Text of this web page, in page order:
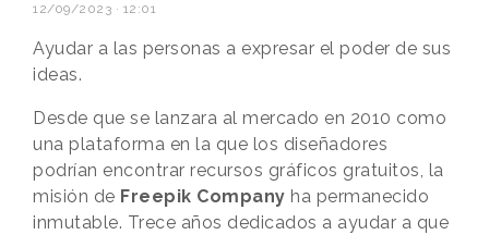
12/09/2023 · 12:01
Ayudar a las personas a expresar el poder de sus
ideas.
Desde que se lanzara al mercado en 2010 como
una plataforma en la que los diseñadores
podrían encontrar recursos gráficos gratuitos, la
misión de Freepik Company ha permanecido
inmutable. Trece años dedicados a ayudar a que